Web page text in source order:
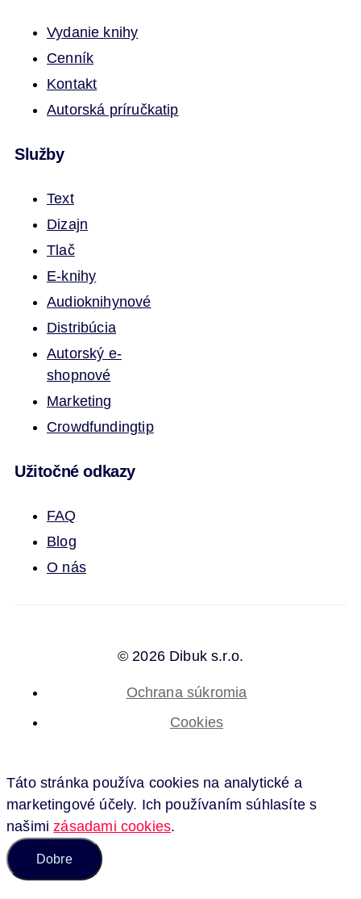
Vydanie knihy
Cenník
Kontakt
Autorská príručkatip
Služby
Text
Dizajn
Tlač
E-knihy
Audioknihynové
Distribúcia
Autorský e-
shopnové
Marketing
Crowdfundingtip
Užitočné odkazy
FAQ
Blog
O nás
© 2026 Dibuk s.r.o.
Ochrana súkromia
Cookies
Táto stránka používa cookies na analytické a
marketingové účely. Ich používaním súhlasíte s
našimizásadami cookies.
Dobre